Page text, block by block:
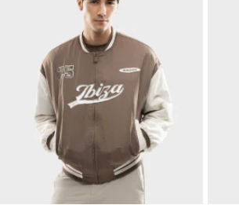
a partir de la fecha de entrega para
Podrás devolver un producto de forma
tu pedido en tu cuenta de usuario.
Devolución al método de pago original